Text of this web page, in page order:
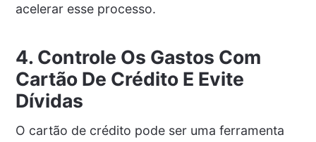
acelerar esse processo.
4. Controle Os Gastos Com
Cartão De Crédito E Evite
Dívidas
O cartão de crédito pode ser uma ferramenta